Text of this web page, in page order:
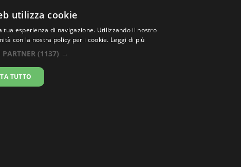
.co
Naviago
utilizza cookie
esperienza di navigazione. Utilizzando il nostro
con la nostra policy per i cookie. Leggi di più
(1137) →
TUTTO